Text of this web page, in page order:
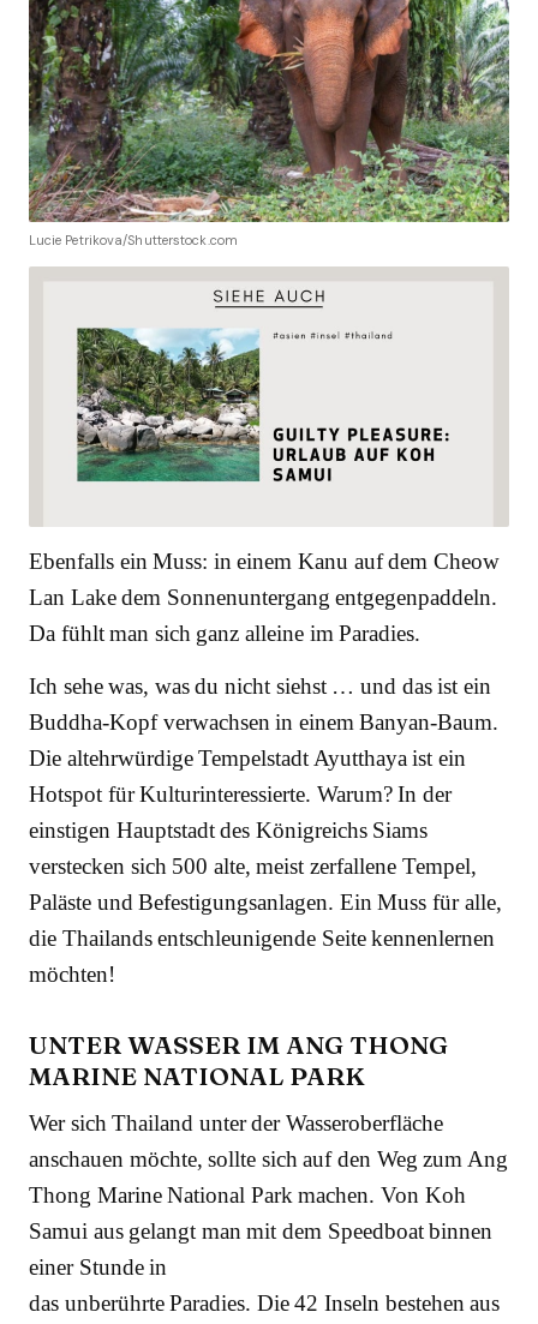
Lucie Petrikova/Shutterstock.com
Ebenfalls ein Muss: in einem Kanu auf dem Cheow
Lan Lake dem Sonnenuntergang entgegenpaddeln.
Da fühlt man sich ganz alleine im Paradies.
Ich sehe was, was du nicht siehst … und das ist ein
Buddha-Kopf verwachsen in einem Banyan-Baum.
Die altehrwürdige Tempelstadt Ayutthaya ist ein
Hotspot für Kulturinteressierte. Warum? In der
einstigen Hauptstadt des Königreichs Siams
verstecken sich 500 alte, meist zerfallene Tempel,
Paläste und Befestigungsanlagen. Ein Muss für alle,
die Thailands entschleunigende Seite kennenlernen
möchten!
UNTER WASSER IM ANG THONG
MARINE NATIONAL PARK
Wer sich Thailand unter der Wasseroberfläche
anschauen möchte, sollte sich auf den Weg zum Ang
Thong Marine National Park machen. Von Koh
Samui aus gelangt man mit dem Speedboat binnen
einer Stunde in
das unberührte Paradies. Die 42 Inseln bestehen aus